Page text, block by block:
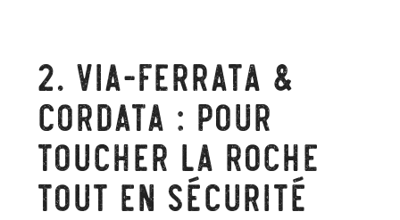
2. Via-ferrata &
cordata : pour
toucher la roche
tout en sécurité